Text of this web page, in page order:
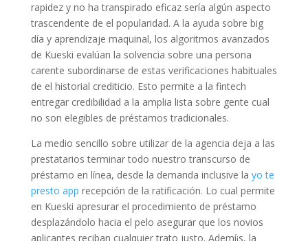
rapidez y no ha transpirado eficaz serí­a algún aspecto
trascendente de el popularidad. A la ayuda sobre big
día y aprendizaje maquinal, los algoritmos avanzados
de Kueski evalúan la solvencia sobre una persona
carente subordinarse de estas verificaciones habituales
de el historial crediticio. Esto permite a la fintech
entregar credibilidad a la amplia lista sobre gente cual
no son elegibles de préstamos tradicionales.
La medio sencillo sobre utilizar de la agencia deja a las
prestatarios terminar todo nuestro transcurso de
préstamo en línea, desde la demanda inclusive la yo te
presto app recepción de la ratificación. Lo cual permite
en Kueski apresurar el procedimiento de préstamo
desplazándolo hacia el pelo asegurar que los novios
aplicantes reciban cualquier trato justo. Ademí¡s, la